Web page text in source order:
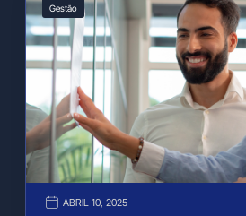
Gestão
ABRIL 10, 2025